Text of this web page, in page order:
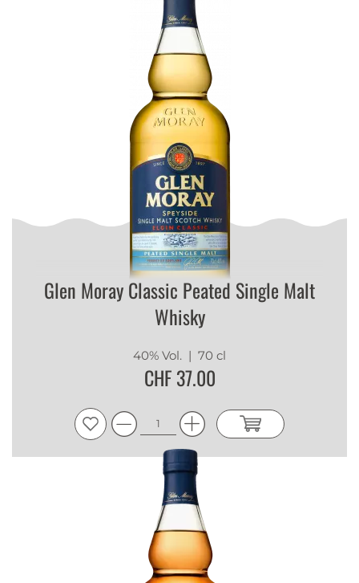
Glen Moray Classic Peated Single Malt
Whisky
40% Vol. | 70 cl
CHF 37.00